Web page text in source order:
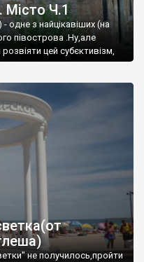
Місто Ч.1
одне з найцікавіших (на
півострова .Ну,але
цей субєктивізм,
не получилось,пройти